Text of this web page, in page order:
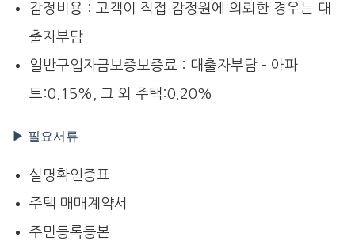
감정비용 : 고객이 직접 감정원에 의뢰한 경우는 대
출자부담
일반구입자금보증보증료 : 대출자부담 – 아파
트:0.15%, 그 외 주택:0.20%
▶ 필요서류
실명확인증표
주택 매매계약서
주민등록등본